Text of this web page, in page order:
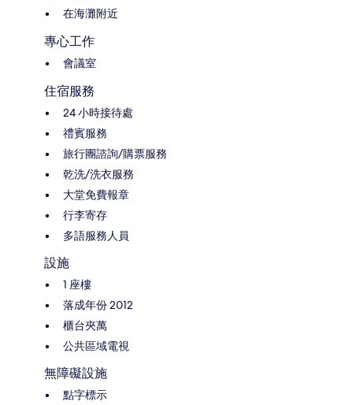
在海灘附近
專心工作
會議室
住宿服務
24 小時接待處
禮賓服務
旅行團諮詢/購票服務
乾洗/洗衣服務
大堂免費報章
行李寄存
多語服務人員
設施
1 座樓
落成年份 2012
櫃台夾萬
公共區域電視
無障礙設施
點字標示